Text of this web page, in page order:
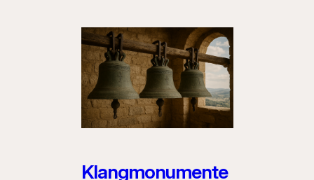
Klangmonumente